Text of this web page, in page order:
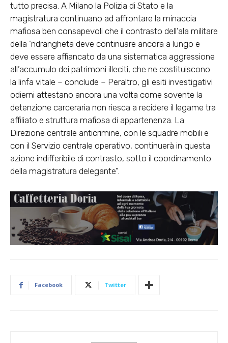
tutto precisa. A Milano la Polizia di Stato e la
magistratura continuano ad affrontare la minaccia
mafiosa ben consapevoli che il contrasto dell’ala militare
della ‘ndrangheta deve continuare ancora a lungo e
deve essere affiancato da una sistematica aggressione
all’accumulo dei patrimoni illeciti, che ne costituiscono
la linfa vitale – conclude – Peraltro, gli esiti investigativi
odierni attestano ancora una volta come sovente la
detenzione carceraria non riesca a recidere il legame tra
affiliato e struttura mafiosa di appartenenza. La
Direzione centrale anticrimine, con le squadre mobili e
con il Servizio centrale operativo, continuerà in questa
azione indifferibile di contrasto, sotto il coordinamento
della magistratura delegante”.
Facebook Twitter